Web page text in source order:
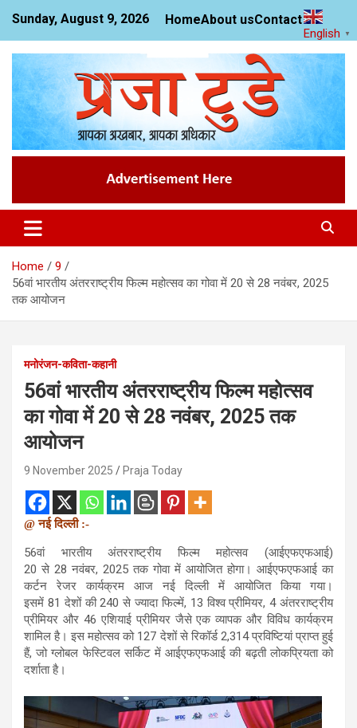
content
Sunday, August 9, 2026 HomeAbout usContact us
Praja Today
News Website
Home
9
56वां ​​भारतीय अंतरराष्ट्रीय फिल्म महोत्सव का गोवा में 20 से 28 नवंबर, 2025
तक आयोजन
मनोरंजन-कविता-कहानी
56वां ​​भारतीय अंतरराष्ट्रीय फिल्म महोत्सव
का गोवा में 20 से 28 नवंबर, 2025 तक
आयोजन
9 November 2025 Praja Today
@ नई दिल्ली :-
56वां भारतीय अंतरराष्ट्रीय फिल्म महोत्सव (आईएफएफआई)
20 से 28 नवंबर, 2025 तक गोवा में आयोजित होगा। आईएफएफआई का
कर्टन रेजर कार्यक्रम आज नई दिल्ली में आयोजित किया गया।
इसमें 81 देशों की 240 से ज्यादा फिल्में, 13 विश्व प्रीमियर, 4 अंतरराष्ट्रीय
प्रीमियर और 46 एशियाई प्रीमियर जैसे एक व्यापक और विविध कार्यक्रम
शामिल है। इस महोत्सव को 127 देशों से रिकॉर्ड 2,314 प्रविष्टियां प्राप्त हुई
हैं, जो ग्लोबल फेस्टिवल सर्किट में आईएफएफआई की बढ़ती लोकप्रियता को
दर्शाता है।
English ▼